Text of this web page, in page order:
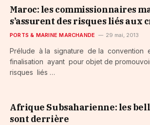
Maroc: les commissionnaires
s’assurent des risques liés aux
PORTS & MARINE MARCHANDE 29 mai, 2013
Prélude à la signature de la convention
finalisation ayant pour objet de
risques liés …
Afrique Subsaharienne: les
sont derrière